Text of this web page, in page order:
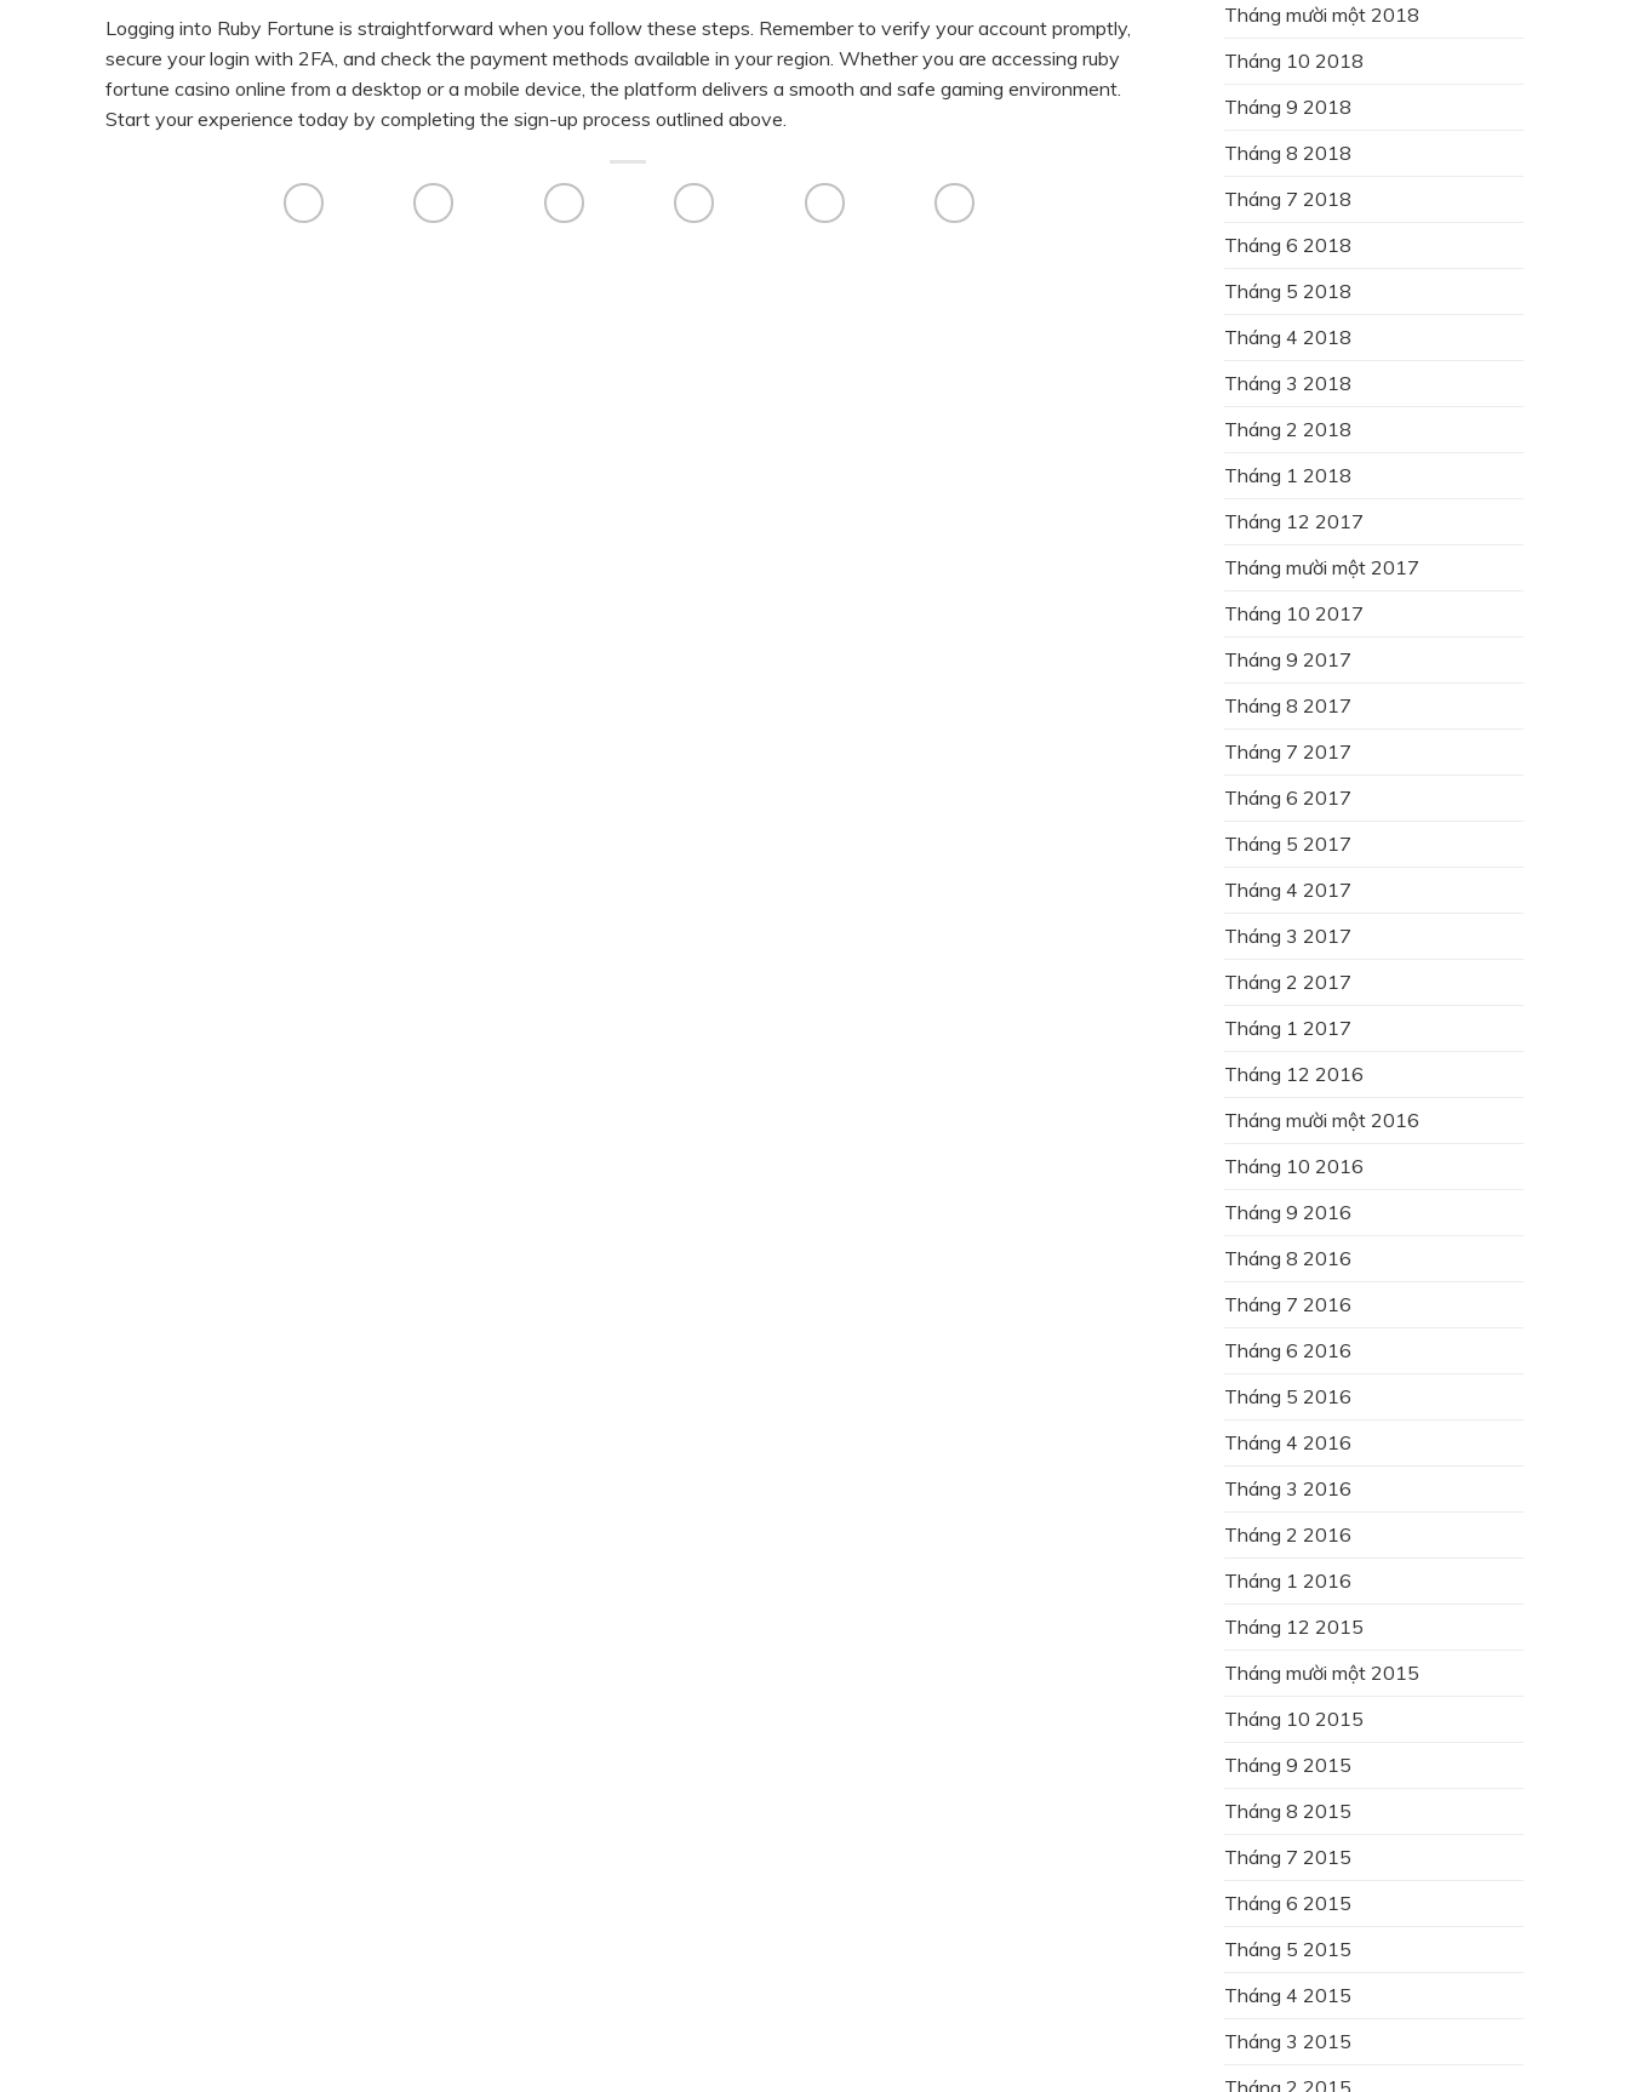
Logging into Ruby Fortune is straightforward when you follow these steps. Remember to verify your account promptly,
secure your login with 2FA, and check the payment methods available in your region. Whether you are accessing ruby
fortune casino online from a desktop or a mobile device, the platform delivers a smooth and safe gaming environment.
Start your experience today by completing the sign-up process outlined above.
Tháng mười một 2018
Tháng 10 2018
Tháng 9 2018
Tháng 8 2018
Tháng 7 2018
Tháng 6 2018
Tháng 5 2018
Tháng 4 2018
Tháng 3 2018
Tháng 2 2018
Tháng 1 2018
Tháng 12 2017
Tháng mười một 2017
Tháng 10 2017
Tháng 9 2017
Tháng 8 2017
Tháng 7 2017
Tháng 6 2017
Tháng 5 2017
Tháng 4 2017
Tháng 3 2017
Tháng 2 2017
Tháng 1 2017
Tháng 12 2016
Tháng mười một 2016
Tháng 10 2016
Tháng 9 2016
Tháng 8 2016
Tháng 7 2016
Tháng 6 2016
Tháng 5 2016
Tháng 4 2016
Tháng 3 2016
Tháng 2 2016
Tháng 1 2016
Tháng 12 2015
Tháng mười một 2015
Tháng 10 2015
Tháng 9 2015
Tháng 8 2015
Tháng 7 2015
Tháng 6 2015
Tháng 5 2015
Tháng 4 2015
Tháng 3 2015
Tháng 2 2015